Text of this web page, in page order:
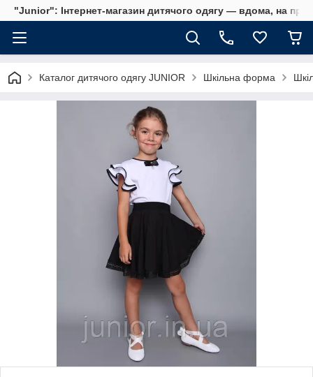
"Junior": Інтернет-магазин дитячого одягу — вдома, на
Каталог дитячого одягу JUNIOR Шкільна форма